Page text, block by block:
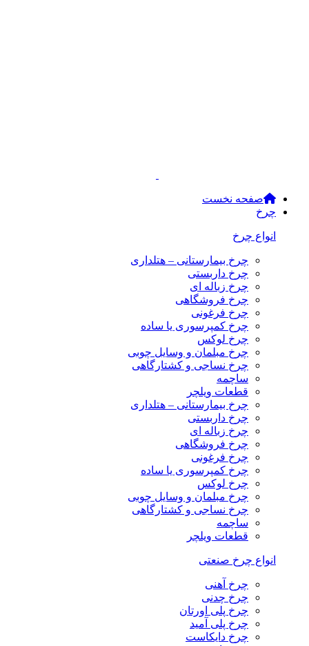
صفحه نخست
چرخ
انواع چرخ
چرخ بیمارستانی – هتلداری
چرخ داربستی
چرخ زباله ای
چرخ فروشگاهی
چرخ فرغونی
چرخ کمپرسوری یا ساده
چرخ لوکس
چرخ مبلمان و وسایل چوبی
چرخ نساجی و کشتارگاهی
ساچمه
قطعات ویلچر
چرخ بیمارستانی – هتلداری
چرخ داربستی
چرخ زباله ای
چرخ فروشگاهی
چرخ فرغونی
چرخ کمپرسوری یا ساده
چرخ لوکس
چرخ مبلمان و وسایل چوبی
چرخ نساجی و کشتارگاهی
ساچمه
قطعات ویلچر
انواع چرخ صنعتی
چرخ آهنی
چرخ چدنی
چرخ پلی اورتان
چرخ پلی آمید
چرخ دایکاست